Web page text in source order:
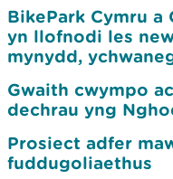
BikePark Cymru
yn llofnodi les
mynydd,
Gwaith cwympo
dechrau yng
Prosiect adfer
fuddugoliaethus